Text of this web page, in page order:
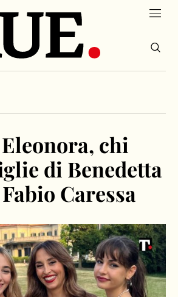
chi
di Benedetta
Caressa